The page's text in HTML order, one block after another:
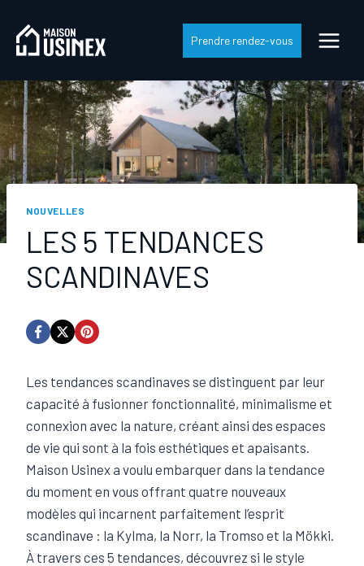
content
Prendre rendez-vous
NOUVELLES
LES 5 TENDANCES
SCANDINAVES
Les tendances scandinaves se distinguent par leur
capacité à fusionner fonctionnalité, minimalisme et
connexion avec la nature, créant ainsi des espaces
de vie qui sont à la fois esthétiques et apaisants.
Maison Usinex a voulu embarquer dans la tendance
du moment en vous offrant quatre nouveaux
modèles qui incarnent parfaitement l’esprit
scandinave : la Kylma, la Norr, la Tromso et la Mökki.
À travers ces 5 tendances, découvrez si le style